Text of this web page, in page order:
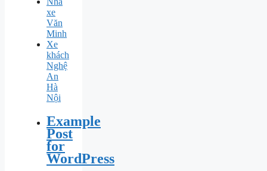
xe
Văn
Minh
Xe
khách
Nghệ
An
Hà
Nội
Example
Post
for
WordPress